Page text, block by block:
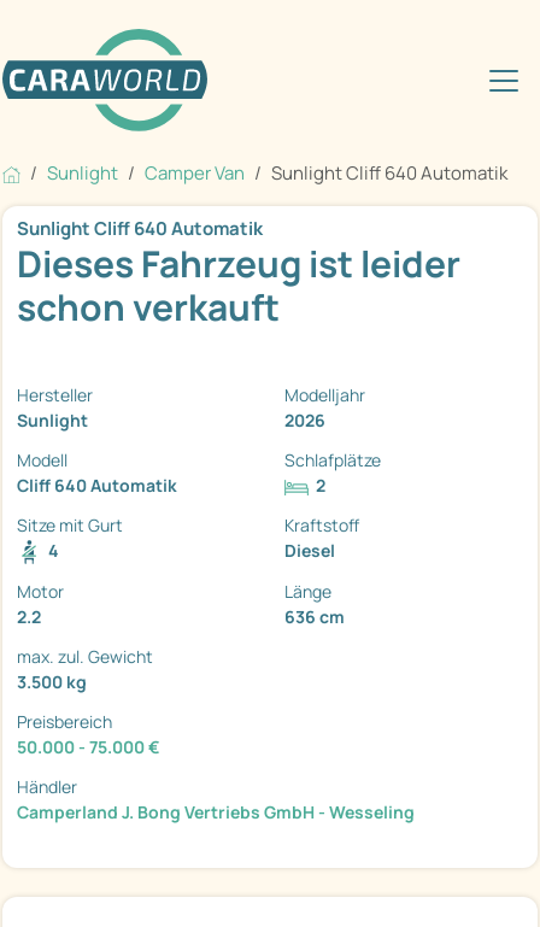
Sunlight Camper Van Sunlight Cliff 640 Automatik
Sunlight Cliff 640 Automatik
Dieses Fahrzeug ist leider
schon verkauft
Hersteller
Sunlight
Modelljahr
2026
Modell
Cliff 640 Automatik
Schlafplätze
2
Sitze mit Gurt
4
Kraftstoff
Diesel
Motor
2.2
Länge
636 cm
max. zul. Gewicht
3.500 kg
Preisbereich
50.000 - 75.000 €
Händler
Camperland J. Bong Vertriebs GmbH - Wesseling